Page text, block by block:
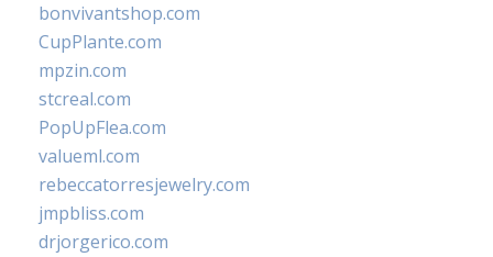
bonvivantshop.com
CupPlante.com
mpzin.com
stcreal.com
PopUpFlea.com
valueml.com
rebeccatorresjewelry.com
jmpbliss.com
drjorgerico.com